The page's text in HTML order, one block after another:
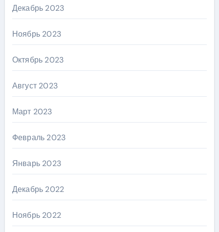
Декабрь 2023
Ноябрь 2023
Октябрь 2023
Август 2023
Март 2023
Февраль 2023
Январь 2023
Декабрь 2022
Ноябрь 2022